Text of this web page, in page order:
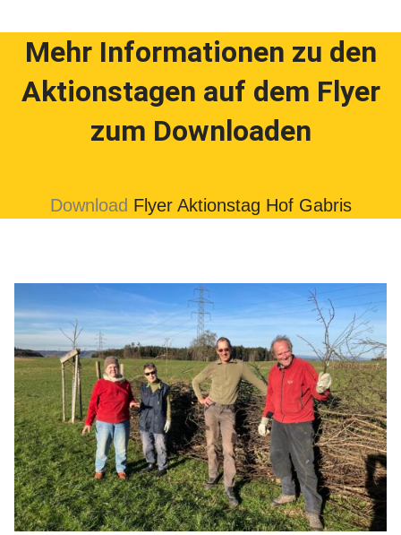
Mehr Informationen zu den
Aktionstagen auf dem Flyer
zum Downloaden
Download Flyer Aktionstag Hof Gabris